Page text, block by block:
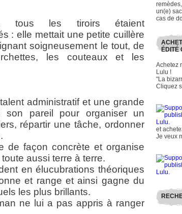
tous les tiroirs étaient
: elle mettait une petite cuillère
soigneusement le tout, de
les couteaux et les
administratif et une grande
son pareil pour organiser un
répartir une tâche, ordonner
de façon concrète et organise
aussi terre à terre.
en élucubrations théoriques
et range et ainsi gagne du
les plus brillants.
ne lui a pas appris à ranger
un(e)
cas de
ÉDITÉ
Achetez
Lulu !
"La
Cliquez
et
Je veux